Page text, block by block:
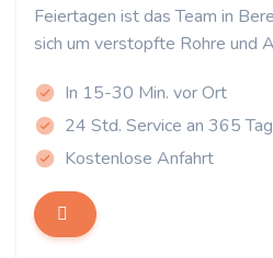
Feiertagen ist das Team in
sich um verstopfte Rohre und
In 15-30 Min. vor Ort
24 Std. Service an 365
Kostenlose Anfahrt